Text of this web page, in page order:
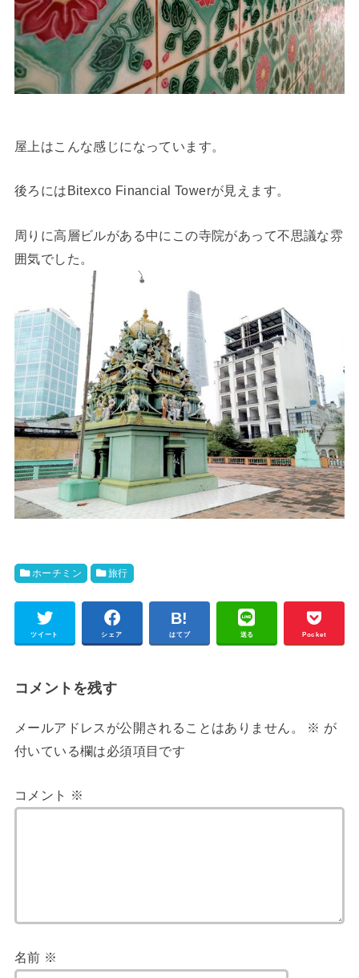
屋上はこんな感じになっています。
後ろにはBitexco Financial Towerが見えます。
周りに高層ビルがある中にこの寺院があって不思議な雰
囲気でした。
ホーチミン 旅行
ツイート シェア はてブ 送る Pocket
コメントを残す
メールアドレスが公開されることはありません。 ※ が
付いている欄は必須項目です
コメント ※
名前 ※